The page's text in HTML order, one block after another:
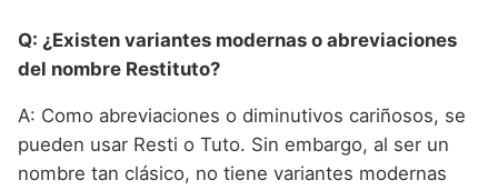
Q: ¿Existen variantes modernas o abreviaciones
del nombre Restituto?
A: Como abreviaciones o diminutivos cariñosos, se
pueden usar Resti o Tuto. Sin embargo, al ser un
nombre tan clásico, no tiene variantes modernas